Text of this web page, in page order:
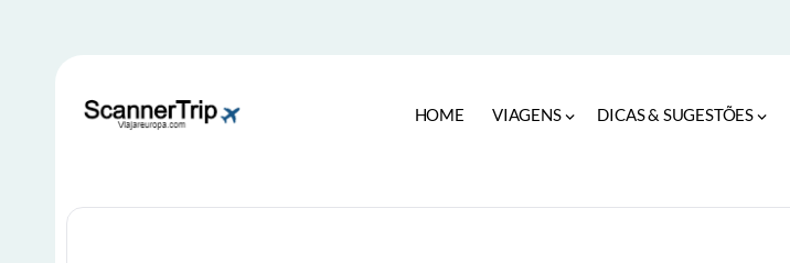
HOME VIAGENS DICAS & SUGESTÕES